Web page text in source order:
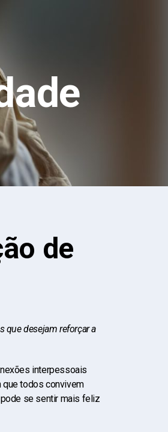
de
que desejam reforçar a
interpessoais
que todos convivem
se sentir mais feliz